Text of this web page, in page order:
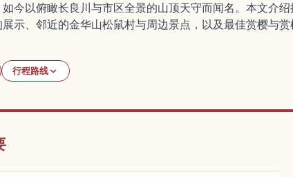
今以俯瞰长良川与市区全景的山顶天守而闻名。本文介绍
示、邻近的金华山松鼠村与周边景点，以及最佳赏樱与赏
行程路线